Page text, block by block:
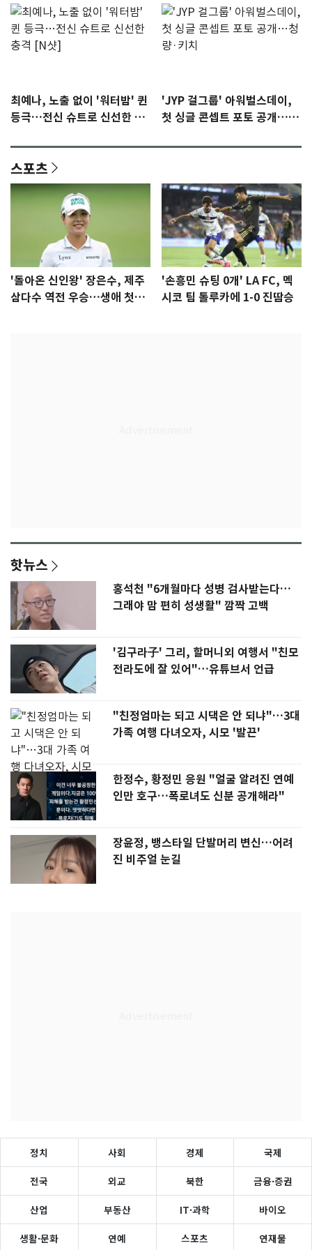
최예나, 노출 없이 '워터밤' 퀸
등극…전신 슈트로 신선한 충
'JYP 걸그룹' 아워벌스데이,
첫 싱글 콘셉트 포토 공개…청
스포츠
'돌아온 신인왕' 장은수, 제주
삼다수 역전 우승…생애 첫승
'손흥민 슈팅 0개' LA FC, 멕
시코 팀 톨루카에 1-0 진땀승
핫뉴스
홍석천 "6개월마다 성병 검사받는다…
그래야 맘 편히 성생활" 깜짝 고백
'김구라子' 그리, 할머니외 여행서 "친모
전라도에 잘 있어"…유튜브서 언급
"친정엄마는 되고 시댁은 안 되냐"…3대
가족 여행 다녀오자, 시모 '발끈'
한정수, 황정민 응원 "얼굴 알려진 연예
인만 호구…폭로녀도 신분 공개해라"
장윤정, 뱅스타일 단발머리 변신…어려
진 비주얼 눈길
정치 사회 경제 국제
전국 외교 북한 금융·증권
산업 부동산 IT·과학 바이오
생활·문화 연예 스포츠 연재물